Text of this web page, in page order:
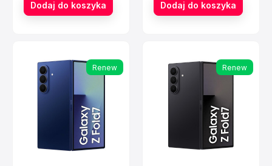
Dodaj do koszyka Dodaj do koszyka
Renew Renew